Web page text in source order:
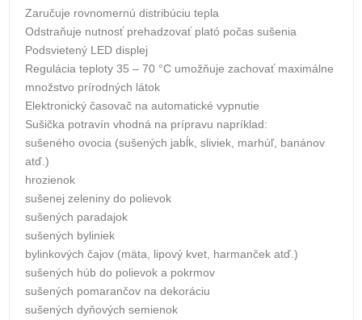
Zaručuje rovnomernú distribúciu tepla
Odstraňuje nutnosť prehadzovať plató počas sušenia
Podsvietený LED displej
Regulácia teploty 35 – 70 °C umožňuje zachovať maximálne
množstvo prírodných látok
Elektronický časovač na automatické vypnutie
Sušička potravín vhodná na prípravu napríklad:
sušeného ovocia (sušených jabĺk, sliviek, marhúľ, banánov
atď.)
hrozienok
sušenej zeleniny do polievok
sušených paradajok
sušených byliniek
bylinkových čajov (mäta, lipový kvet, harmanček atď.)
sušených húb do polievok a pokrmov
sušených pomarančov na dekoráciu
sušených dyňových semienok